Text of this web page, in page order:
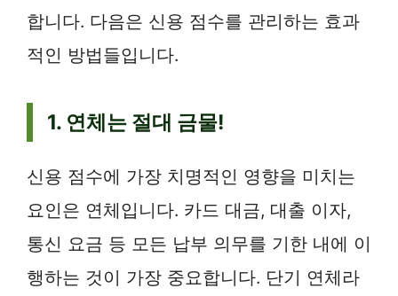
합니다. 다음은 신용 점수를 관리하는 효과
적인 방법들입니다.
1. 연체는 절대 금물!
신용 점수에 가장 치명적인 영향을 미치는
요인은 연체입니다. 카드 대금, 대출 이자,
통신 요금 등 모든 납부 의무를 기한 내에 이
행하는 것이 가장 중요합니다. 단기 연체라